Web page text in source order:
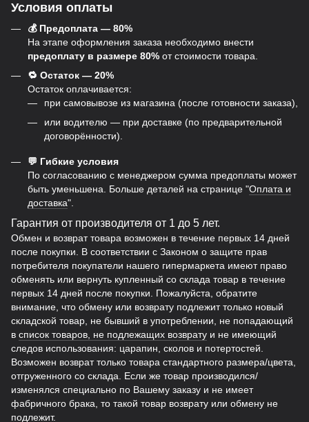
Условия оплаты
💰 Предоплата — 80%
На этапе оформления заказа необходимо внести
предоплату в размере 80% от стоимости товара.
🔁 Остаток — 20%
Остаток оплачивается:
при самовывозе из магазина (после готовности заказа),
или водителю — при доставке (по предварительной
договорённости).
💬 Гибкие условия
По согласованию с менеджером сумма предоплаты может
быть уменьшена. Больше деталей на странице "Оплата и
доставка".
Гарантия от производителя от 1 до 5 лет.
Обмен и возврат товара возможен в течение первых 14 дней
после покупки. В соответствии с Законом о защите прав
потребителя покупатели нашего гипермаркета имеют право
обменять или вернуть купленный со склада товар в течение
первых 14 дней после покупки. Пожалуйста, обратите
внимание, что обмену или возврату подлежит только новый
складской товар, не бывший в употреблении, не попадающий
в список товаров, не подлежащих возврату и не имеющий
следов использования: царапин, сколов и потертостей.
Возможен возврат только товара стандартного размера/цвета,
отгруженного со склада. Если же товар производился/
изменялся специально по Вашему заказу и не имеет
фабричного брака, то такой товар возврату или обмену не
подлежит.